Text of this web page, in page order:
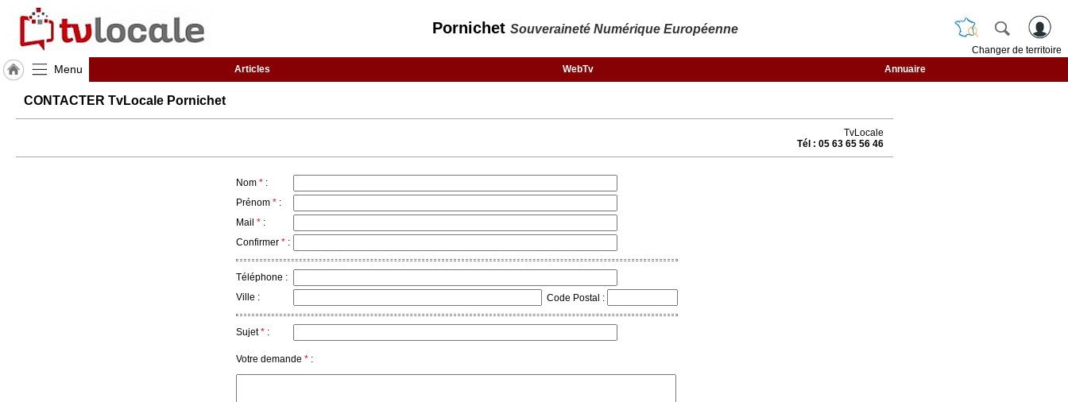
Pornichet Souveraineté Numérique Européenne
Changer de territoire
Menu Articles WebTv Annuaire
J'adhère
Hulcoq
Pornichet
CONTACTER TvLocale Pornichet
TvLocale
Tél : 05 63 65 56 46
Nom * :
Prénom * :
Mail * :
Confirmer * :
Téléphone :
Ville :
Code Postal :
Sujet* :
Votre demande * :